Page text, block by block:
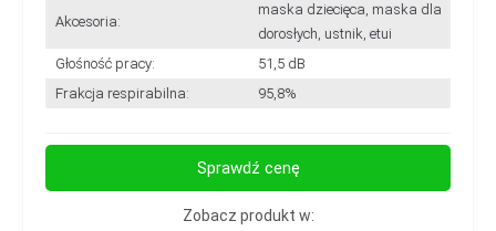
Akcesoria:
maska dziecięca, maska dla
dorosłych, ustnik, etui
Głośność pracy:
51,5 dB
Frakcja respirabilna:
95,8%
Sprawdź cenę
Zobacz produkt w: